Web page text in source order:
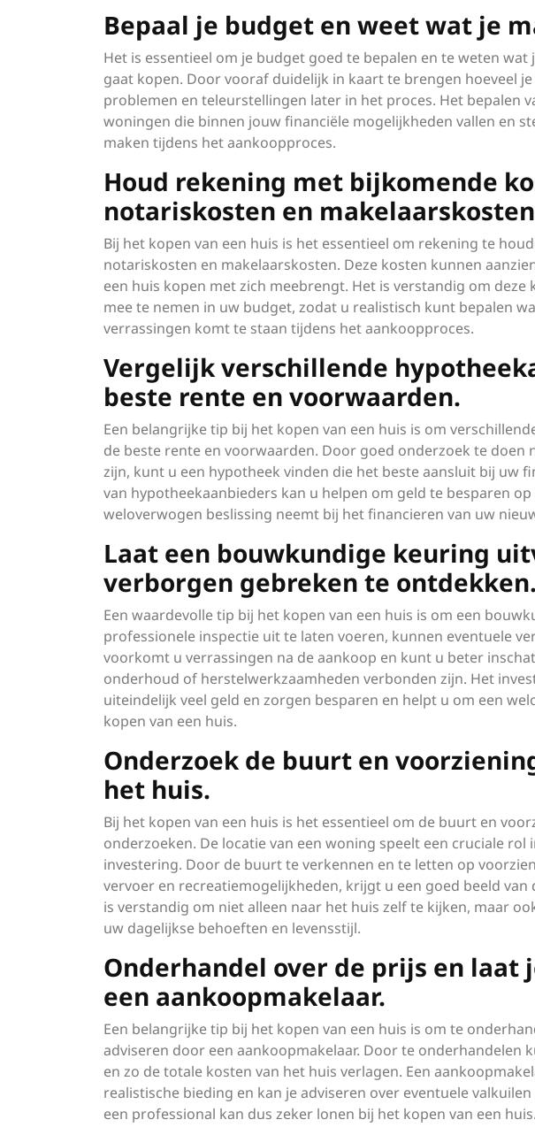
Bepaal je budget en weet wat je
Het is essentieel om je budget goed te bepalen en te weten
gaat kopen. Door vooraf duidelijk in kaart te brengen hoeveel
problemen en teleurstellingen later in het proces. Het bepalen
woningen die binnen jouw financiële mogelijkheden vallen en
maken tijdens het aankoopproces.
Houd rekening met bijkomende
notariskosten en
Bij het kopen van een huis is het essentieel om rekening te
notariskosten en makelaarskosten. Deze kosten kunnen
een huis kopen met zich meebrengt. Het is verstandig om
mee te nemen in uw budget, zodat u realistisch kunt bepalen
verrassingen komt te staan tijdens het aankoopproces.
Vergelijk verschillende
beste rente en voorwaarden.
Een belangrijke tip bij het kopen van een huis is om
de beste rente en voorwaarden. Door goed onderzoek te doen
zijn, kunt u een hypotheek vinden die het beste aansluit bij uw
van hypotheekaanbieders kan u helpen om geld te besparen
weloverwogen beslissing neemt bij het financieren van uw
Laat een bouwkundige keuring
verborgen gebreken te ontdekken.
Een waardevolle tip bij het kopen van een huis is om een
professionele inspectie uit te laten voeren, kunnen eventuele
voorkomt u verrassingen na de aankoop en kunt u beter
onderhoud of herstelwerkzaamheden verbonden zijn. Het
uiteindelijk veel geld en zorgen besparen en helpt u om een
kopen van een huis.
Onderzoek de buurt en
het huis.
Bij het kopen van een huis is het essentieel om de buurt en
onderzoeken. De locatie van een woning speelt een cruciale
investering. Door de buurt te verkennen en te letten op
vervoer en recreatiemogelijkheden, krijgt u een goed beeld
is verstandig om niet alleen naar het huis zelf te kijken, maar
uw dagelijkse behoeften en levensstijl.
Onderhandel over de prijs en laat
een aankoopmakelaar.
Een belangrijke tip bij het kopen van een huis is om te
adviseren door een aankoopmakelaar. Door te onderhandelen
en zo de totale kosten van het huis verlagen. Een
realistische bieding en kan je adviseren over eventuele
een professional kan dus zeker lonen bij het kopen van een huis.